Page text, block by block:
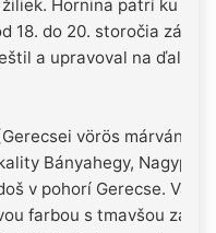
Hornina patrí ku
18. do 20. storočia
a upravoval na ďalšie
vörös márvány)
Bányahegy,
v pohorí Gerecse.
farbou s tmavšou